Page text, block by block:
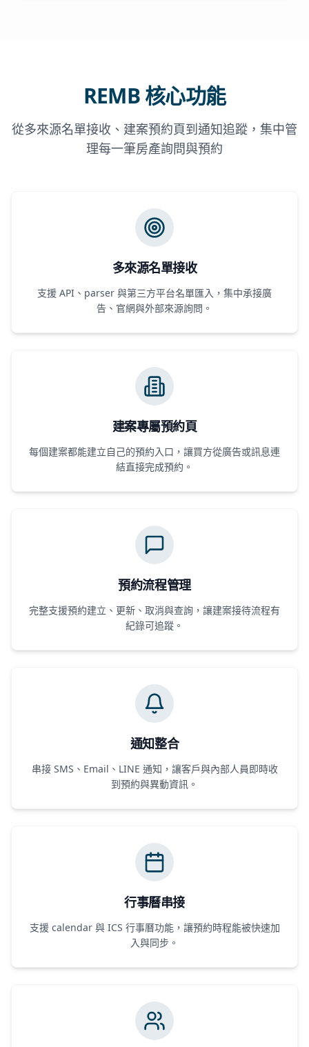
REMB 核心功能
從多來源名單接收、建案預約頁到通知追蹤，集中管
理每一筆房產詢問與預約
多來源名單接收
支援 API、parser 與第三方平台名單匯入，集中承接廣
告、官網與外部來源詢問。
建案專屬預約頁
每個建案都能建立自己的預約入口，讓買方從廣告或訊息連
結直接完成預約。
預約流程管理
完整支援預約建立、更新、取消與查詢，讓建案接待流程有
紀錄可追蹤。
通知整合
串接 SMS、Email、LINE 通知，讓客戶與內部人員即時收
到預約與異動資訊。
行事曆串接
支援 calendar 與 ICS 行事曆功能，讓預約時程能被快速加
入與同步。